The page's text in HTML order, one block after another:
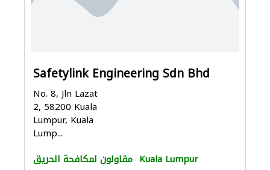
Safetylink Engineering Sdn Bhd
No. 8, Jln Lazat
2, 58200 Kuala
Lumpur, Kuala
Lump...
مقاولون لمكافحة الحريق Kuala Lumpur